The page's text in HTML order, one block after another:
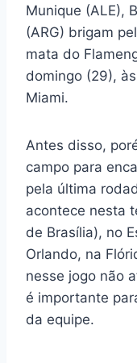
Munique (ALE),
(ARG) brigam
mata do
domingo (29),
Miami.
Antes disso,
campo para
pela última
acontece nesta
de Brasília), no
Orlando, na
nesse jogo não
é importante
da equipe.